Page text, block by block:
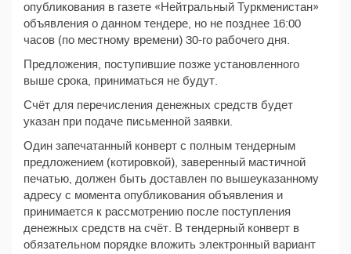
опубликования в газете «Нейтральный Туркменистан»
объявления о данном тендере, но не позднее 16:00
часов (по местному времени) 30-го рабочего дня.
Предложения, поступившие позже установленного
выше срока, приниматься не будут.
Счёт для перечисления денежных средств будет
указан при подаче письменной заявки.
Один запечатанный конверт с полным тендерным
предложением (котировкой), заверенный мастичной
печатью, должен быть доставлен по вышеуказанному
адресу с момента опубликования объявления и
принимается к рассмотрению после поступления
денежных средств на счёт. В тендерный конверт в
обязательном порядке вложить электронный вариант